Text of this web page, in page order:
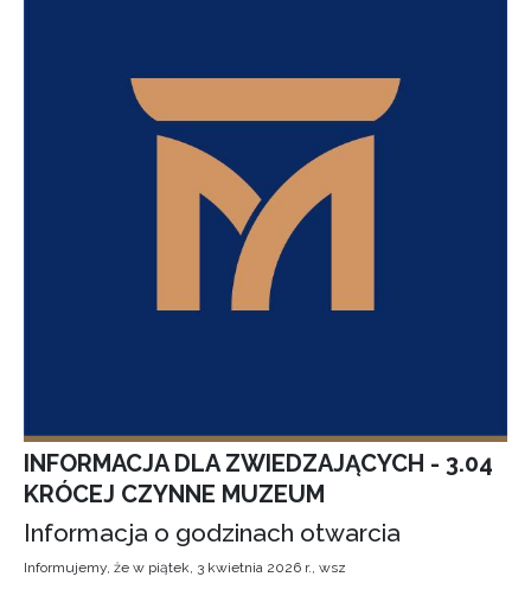
INFORMACJA DLA ZWIEDZAJĄCYCH - 3.04
KRÓCEJ CZYNNE MUZEUM
Informacja o godzinach otwarcia
Informujemy, że w piątek, 3 kwietnia 2026 r., wsz